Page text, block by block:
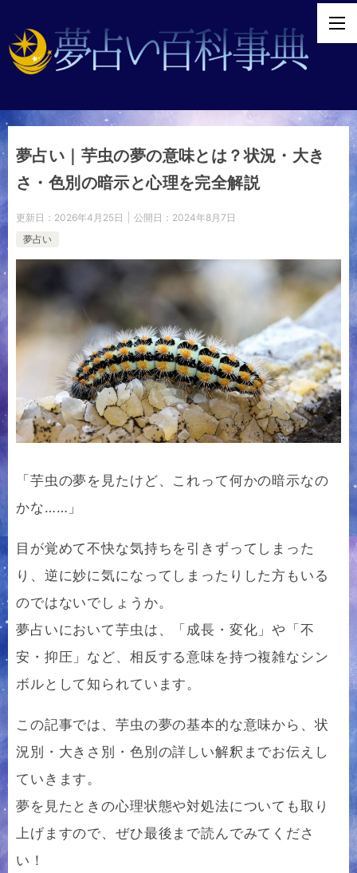
夢占い｜芋虫の夢の意味とは？状況・大き
さ・色別の暗示と心理を完全解説
更新日： 2026年4月25日 公開日： 2024年8月7日
夢占い
「芋虫の夢を見たけど、これって何かの暗示なの
かな……」
目が覚めて不快な気持ちを引きずってしまった
り、逆に妙に気になってしまったりした方もいる
のではないでしょうか。
夢占いにおいて芋虫は、「成長・変化」や「不
安・抑圧」など、相反する意味を持つ複雑なシン
ボルとして知られています。
この記事では、芋虫の夢の基本的な意味から、状
況別・大きさ別・色別の詳しい解釈までお伝えし
ていきます。
夢を見たときの心理状態や対処法についても取り
上げますので、ぜひ最後まで読んでみてくださ
い！